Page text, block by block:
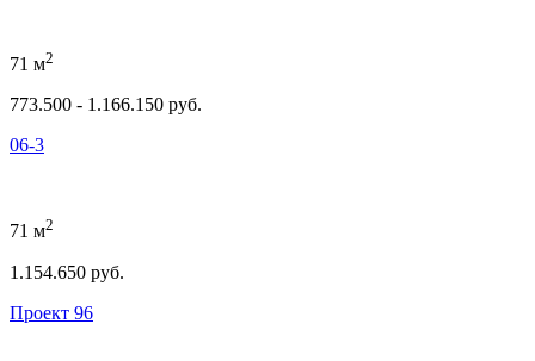
71 м2
773.500 - 1.166.150 руб.
06-3
71 м2
1.154.650 руб.
Проект 96